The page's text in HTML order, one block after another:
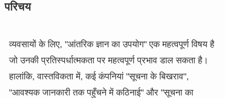
परिचय
व्यवसायों के लिए, "आंतरिक ज्ञान का उपयोग" एक महत्वपूर्ण विषय है
जो उनकी प्रतिस्पर्धात्मकता पर महत्वपूर्ण प्रभाव डाल सकता है।
हालांकि, वास्तविकता में, कई कंपनियां "सूचना के बिखराव",
"आवश्यक जानकारी तक पहुँचने में कठिनाई" और "सूचना का